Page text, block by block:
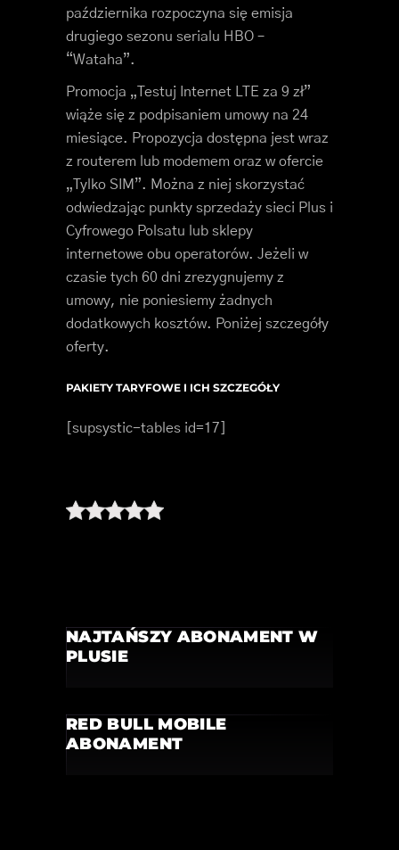
października rozpoczyna się emisja
drugiego sezonu serialu HBO –
“Wataha”.
Promocja „Testuj Internet LTE za 9 zł”
wiąże się z podpisaniem umowy na 24
miesiące. Propozycja dostępna jest wraz
z routerem lub modemem oraz w ofercie
„Tylko SIM”. Można z niej skorzystać
odwiedzając punkty sprzedaży sieci Plus i
Cyfrowego Polsatu lub sklepy
internetowe obu operatorów. Jeżeli w
czasie tych 60 dni zrezygnujemy z
umowy, nie poniesiemy żadnych
dodatkowych kosztów. Poniżej szczegóły
oferty.
PAKIETY TARYFOWE I ICH SZCZEGÓŁY
[supsystic-tables id=17]
NAJTAŃSZY ABONAMENT W
PLUSIE
RED BULL MOBILE
ABONAMENT